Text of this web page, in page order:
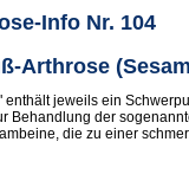
Info Nr. 104
Arthrose
enthält jeweils ein
Behandlung der
die zu einer